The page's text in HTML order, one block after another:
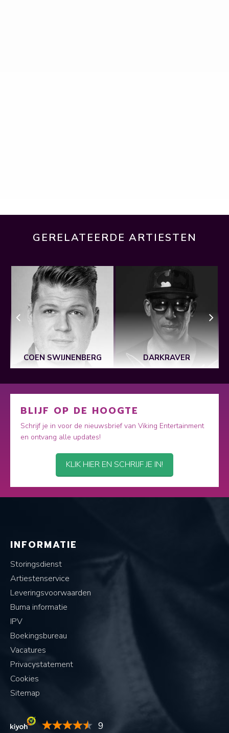
GERELATEERDE ARTIESTEN
COEN SWIJNENBERG DARKRAVER
BLIJF OP DE HOOGTE
Schrijf je in voor de nieuwsbrief van Viking Entertainment
en ontvang alle updates!
KLIK HIER EN SCHRIJF JE IN!
INFORMATIE
Storingsdienst
Artiestenservice
Leveringsvoorwaarden
Buma informatie
IPV
Boekingsbureau
Vacatures
Privacystatement
Cookies
Sitemap
9